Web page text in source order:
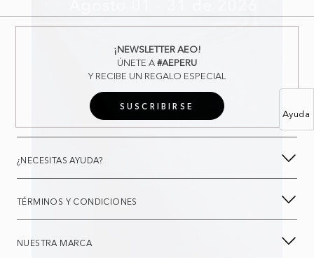
Ayuda
¡NEWSLETTER AEO!
ÚNETE A#AEPERU
Y RECIBE UN REGALO ESPECIAL
SUSCRIBIRSE
¿NECESITAS AYUDA?
TÉRMINOS Y CONDICIONES
NUESTRA MARCA